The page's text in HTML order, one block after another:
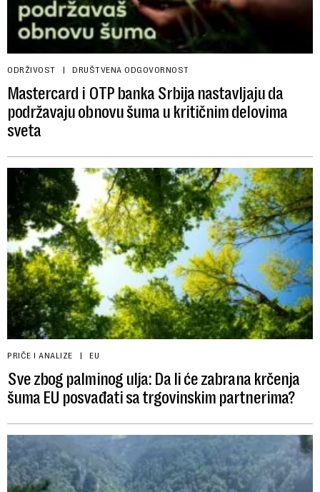
ODRŽIVOST DRUŠTVENA ODGOVORNOST
Mastercard i OTP banka Srbija nastavljaju da
podržavaju obnovu šuma u kritičnim delovima
sveta
PRIČE I ANALIZE EU
Sve zbog palminog ulja: Da li će zabrana krčenja
šuma EU posvađati sa trgovinskim partnerima?